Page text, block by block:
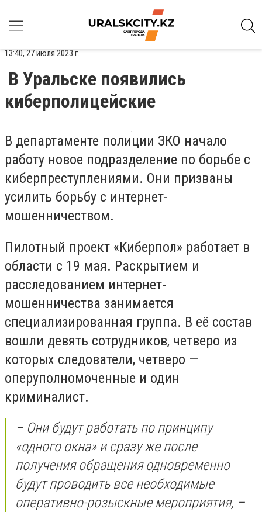
13:40, 27 июля 2023 г.
В Уральске появились
киберполицейские
В департаменте полиции ЗКО начало
работу новое подразделение по борьбе с
киберпреступлениями. Они призваны
усилить борьбу с интернет-
мошенничеством.
Пилотный проект «Киберпол» работает в
области с 19 мая. Раскрытием и
расследованием интернет-
мошенничества занимается
специализированная группа. В её состав
вошли девять сотрудников, четверо из
которых следователи, четверо —
оперуполномоченные и один
криминалист.
– Они будут работать по принципу
«одного окна» и сразу же после
получения обращения одновременно
будут проводить все необходимые
оперативно-розыскные мероприятия, –